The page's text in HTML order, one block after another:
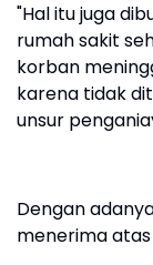
"Hal itu juga
rumah sakit
korban
karena tidak
unsur
Dengan
menerima